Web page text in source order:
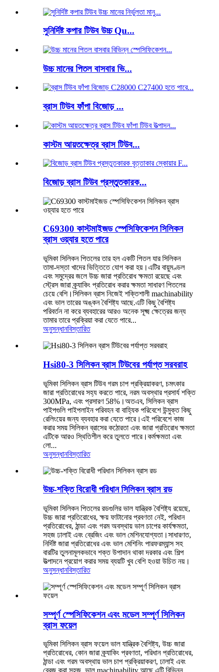
সুনির্দিষ্ট কপার টিউব উচ্চ Qu...
উচ্চ মানের পিতল বাসবার ভি...
ব্রাস টিউব ফাঁপা বিজোড় ...
কাস্টম আয়তক্ষেত্র ব্রাস টিউব...
বিজোড় ব্রাস টিউব প্রস্তুতকারক...
C69300 কাস্টমাইজড স্পেসিফিকেশন সিলিকন
ব্রাস ওয়্যার হতে পারে
ভূমিকা সিলিকন পিতলের তার হল একটি পিতল যার সিলিকন
তামা-দস্তা খাদের ভিত্তিতে যোগ করা হয়।এটির বায়ুমণ্ডল
এবং সমুদ্রের জলে উচ্চ জারা প্রতিরোধ ক্ষমতা রয়েছে এবং
স্ট্রেস জারা ক্র্যাকিং প্রতিরোধ করার ক্ষমতা সাধারণ পিতলের
চেয়ে বেশি।সিলিকন ব্রাস নিজেই শক্তিশালী machinability
এবং ভাল তারের অঙ্কন বৈশিষ্ট্য আছে.এটি কিছু বৈশিষ্ট্য
পরিবর্তন না করে ব্যবহারের আরও অনেক সূক্ষ্ম ক্ষেত্রের জন্য
তামার তারে প্রক্রিয়া করা যেতে পারে...
অনুসন্ধানবিস্তারিত
Hsi80-3 সিলিকন ব্রাস টিউবের পর্যাপ্ত সরবরাহ
ভূমিকা সিলিকন ব্রাস টিউব গরম চাপ প্রক্রিয়াকরণ, চমৎকার
জারা প্রতিরোধের সহ্য করতে পারে, নরম অবস্থার প্রসার্য শক্তি
300MPa, এবং প্রসারণ 58%।অতএব, সিলিকন ব্রাস
পাইপগুলি পাইপলাইন পরিবহন বা বাহ্যিক পরিবেশে উন্মুক্ত কিছু
রেলিংয়ের জন্য ব্যবহার করা যেতে পারে।এই পরিবেশে কাজ
করার সময় সিলিকন ব্রাসের কঠোরতা এবং জারা প্রতিরোধ ক্ষমতা
এটিকে আরও স্থিতিশীল করে তুলতে পারে।কর্মক্ষমতা এবং
লো...
অনুসন্ধানবিস্তারিত
উচ্চ-শক্তি বিরোধী পরিধান সিলিকন ব্রাস রড
ভূমিকা সিলিকন পিতলের রডগুলির ভাল যান্ত্রিক বৈশিষ্ট্য রয়েছে,
উচ্চ জারা প্রতিরোধের, ক্ষয় ফাটানোর প্রবণতা নেই, পরিধান
প্রতিরোধের, ঠান্ডা এবং গরম অবস্থায় ভাল চাপের কার্যক্ষমতা,
সহজ ঢালাই এবং ব্রেজিং এবং ভাল মেশিনযোগ্যতা।সাধারণত,
নির্দিষ্ট জারা প্রতিরোধের এবং ভাল মেশিনিং পারফরম্যান্স সহ
বারটির তুলনামূলকভাবে শক্ত উপাদান থাকা দরকার এবং শিল্প
উত্পাদনে প্রয়োগ করার সময় ব্যয়টি খুব বেশি হওয়া উচিত নয়।
অনুসন্ধানবিস্তারিত
সম্পূর্ণ স্পেসিফিকেশন এবং মডেল সম্পূর্ণ সিলিকন
ব্রাস ফয়েল
ভূমিকা সিলিকন ব্রাস ফয়েল ভাল যান্ত্রিক বৈশিষ্ট্য, উচ্চ জারা
প্রতিরোধের, কোন জারা ক্র্যাকিং প্রবণতা, পরিধান প্রতিরোধের,
ঠান্ডা এবং গরম অবস্থায় ভাল চাপ প্রক্রিয়াকরণ, ঢালাই এবং